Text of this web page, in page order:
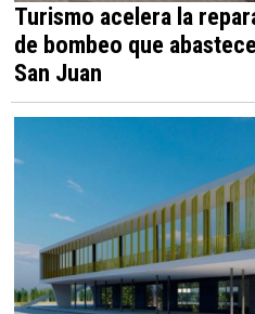
Turismo acelera la
de bombeo que
San Juan